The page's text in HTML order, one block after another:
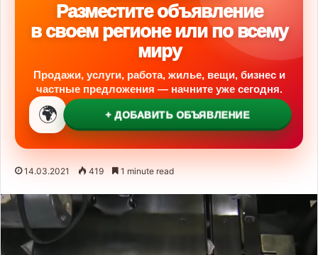
Разместите объявление
в своем регионе или по всему
миру
Продажи, услуги, работа, жилье, вещи, бизнес и
частные предложения — начните уже сегодня.
🌍 + ДОБАВИТЬ ОБЪЯВЛЕНИЕ
14.03.2021 419 1 minute read